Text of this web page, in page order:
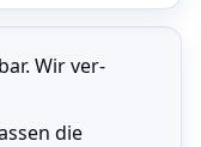
Wir ver­
die